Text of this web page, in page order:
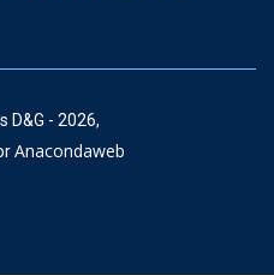
D&G - 2026,
Anacondaweb